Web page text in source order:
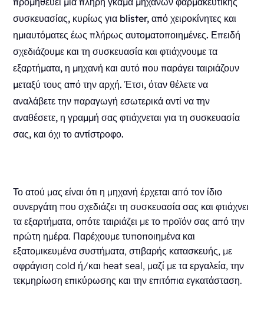
συσκευασίας, κυρίως για blister, από χειροκίνητες και
ημιαυτόματες έως πλήρως αυτοματοποιημένες. Επειδή
σχεδιάζουμε και τη συσκευασία και φτιάχνουμε τα
εξαρτήματα, η μηχανή και αυτό που παράγει ταιριάζουν
μεταξύ τους από την αρχή. Έτσι, όταν θέλετε να
αναλάβετε την παραγωγή εσωτερικά αντί να την
αναθέσετε, η γραμμή σας φτιάχνεται για τη συσκευασία
σας, και όχι το αντίστροφο.
Το ατού μας είναι ότι η μηχανή έρχεται από τον ίδιο
συνεργάτη που σχεδιάζει τη συσκευασία σας και φτιάχνει
τα εξαρτήματα, οπότε ταιριάζει με το προϊόν σας από την
πρώτη ημέρα. Παρέχουμε τυποποιημένα και
εξατομικευμένα συστήματα, στιβαρής κατασκευής, με
σφράγιση cold ή/και heat seal, μαζί με τα εργαλεία, την
τεκμηρίωση επικύρωσης και την επιτόπια εγκατάσταση.